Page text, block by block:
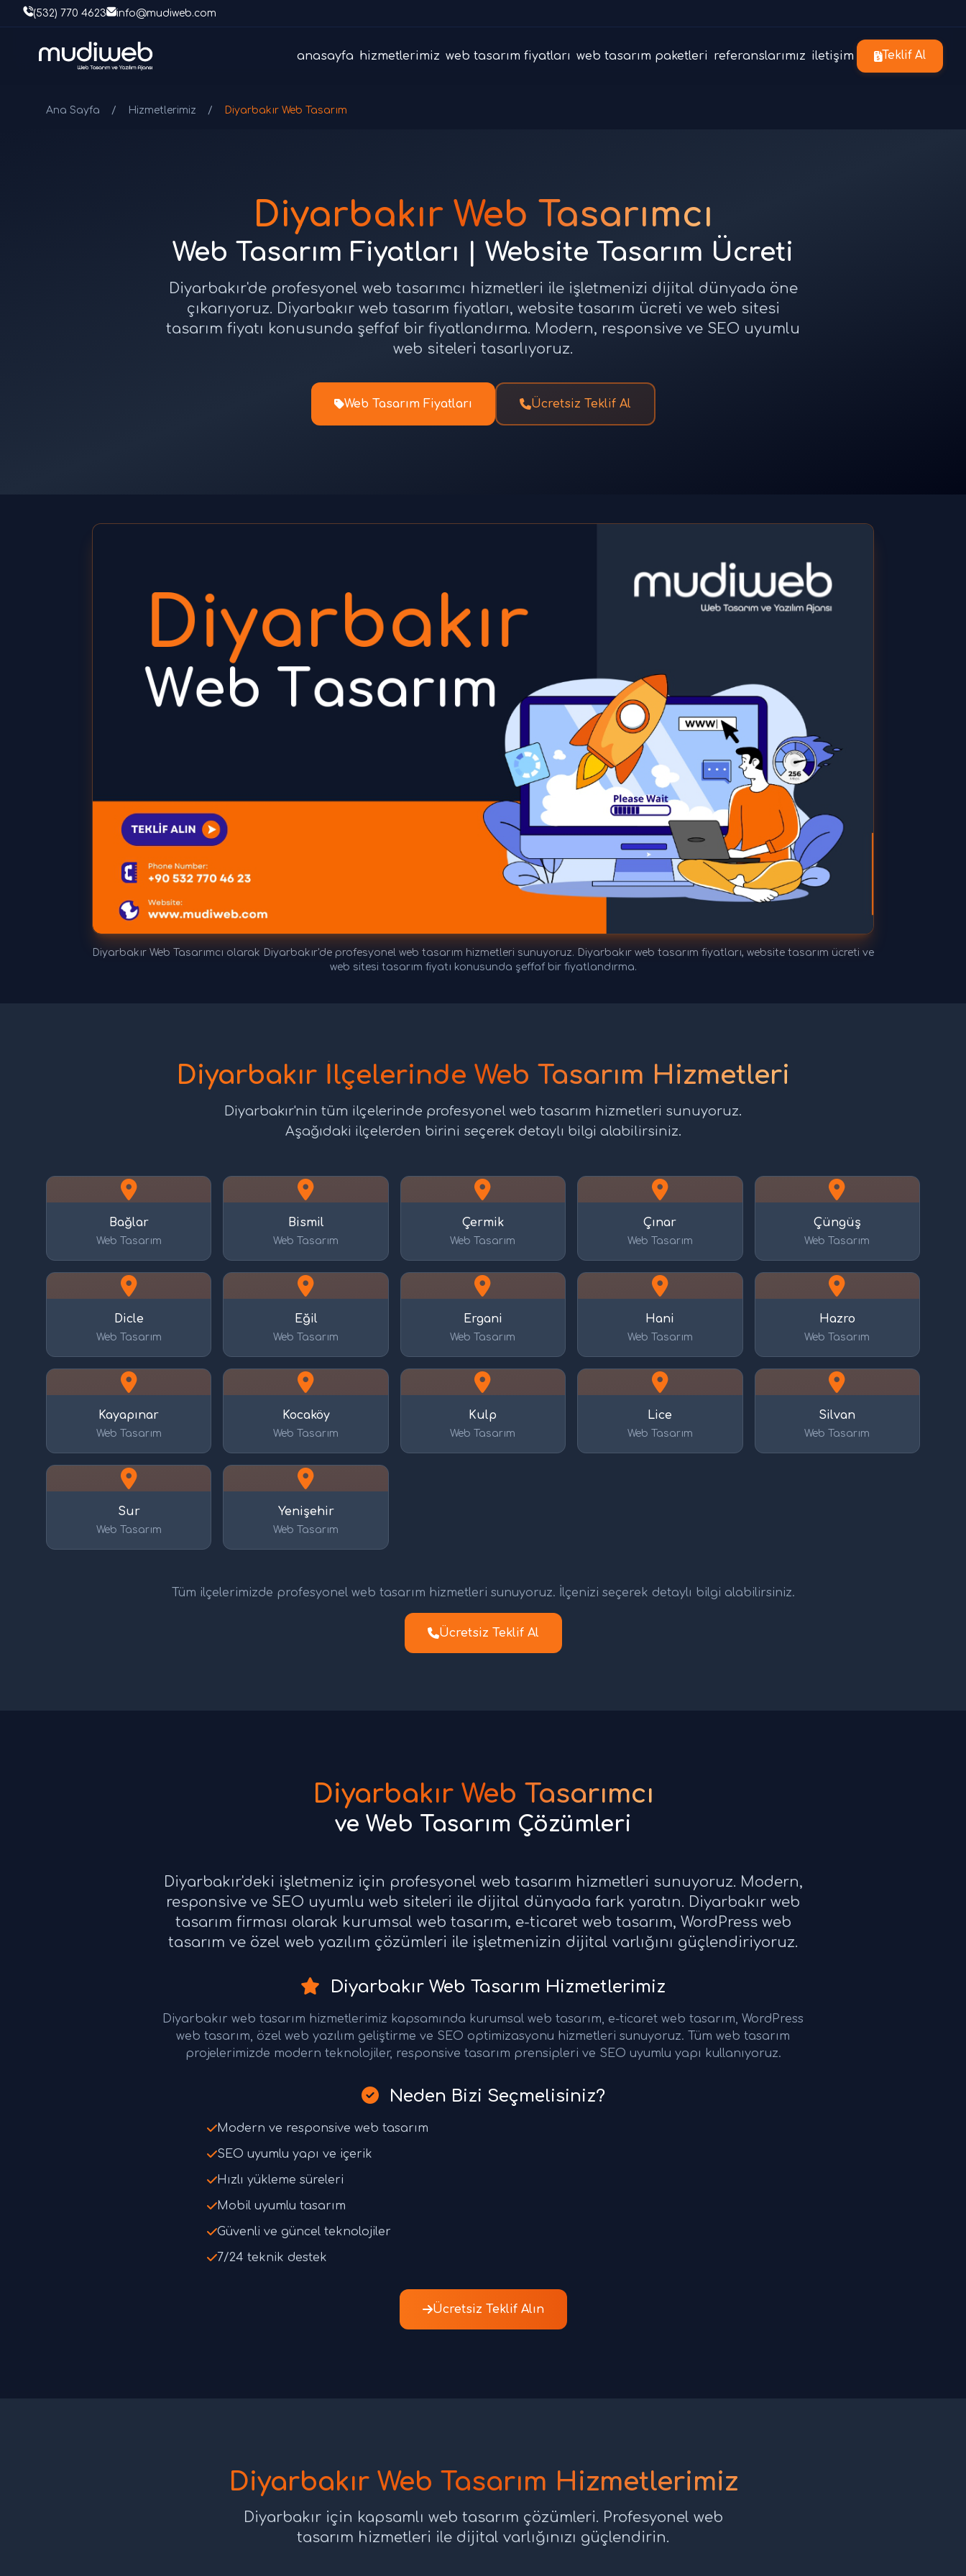
(532) 770 4623 info@mudiweb.com
anasayfa hizmetlerimiz web tasarım fiyatları web tasarım paketleri referanslarımız iletişim Teklif Al
Ana Sayfa / Hizmetlerimiz / Diyarbakır Web Tasarım
Diyarbakır Web Tasarımcı
Web Tasarım Fiyatları | Website Tasarım Ücreti
Diyarbakır'de profesyonel web tasarımcı hizmetleri ile işletmenizi dijital dünyada öne
çıkarıyoruz. Diyarbakır web tasarım fiyatları, website tasarım ücreti ve web sitesi
tasarım fiyatı konusunda şeffaf bir fiyatlandırma. Modern, responsive ve SEO uyumlu
web siteleri tasarlıyoruz.
Web Tasarım Fiyatları Ücretsiz Teklif Al
Diyarbakır Web Tasarımcı olarak Diyarbakır'de profesyonel web tasarım hizmetleri sunuyoruz. Diyarbakır web tasarım fiyatları, website tasarım ücreti ve
web sitesi tasarım fiyatı konusunda şeffaf bir fiyatlandırma.
Diyarbakır İlçelerinde Web Tasarım Hizmetleri
Diyarbakır'nin tüm ilçelerinde profesyonel web tasarım hizmetleri sunuyoruz.
Aşağıdaki ilçelerden birini seçerek detaylı bilgi alabilirsiniz.
Bağlar
Web Tasarım
Bismil
Web Tasarım
Çermik
Web Tasarım
Çınar
Web Tasarım
Çüngüş
Web Tasarım
Dicle
Web Tasarım
Eğil
Web Tasarım
Ergani
Web Tasarım
Hani
Web Tasarım
Hazro
Web Tasarım
Kayapınar
Web Tasarım
Kocaköy
Web Tasarım
Kulp
Web Tasarım
Lice
Web Tasarım
Silvan
Web Tasarım
Sur
Web Tasarım
Yenişehir
Web Tasarım
Tüm ilçelerimizde profesyonel web tasarım hizmetleri sunuyoruz. İlçenizi seçerek detaylı bilgi alabilirsiniz.
Ücretsiz Teklif Al
Diyarbakır Web Tasarımcı
ve Web Tasarım Çözümleri
Diyarbakır'deki işletmeniz için profesyonel web tasarım hizmetleri sunuyoruz. Modern,
responsive ve SEO uyumlu web siteleri ile dijital dünyada fark yaratın. Diyarbakır web
tasarım firması olarak kurumsal web tasarım, e-ticaret web tasarım, WordPress web
tasarım ve özel web yazılım çözümleri ile işletmenizin dijital varlığını güçlendiriyoruz.
Diyarbakır Web Tasarım Hizmetlerimiz
Diyarbakır web tasarım hizmetlerimiz kapsamında kurumsal web tasarım, e-ticaret web tasarım, WordPress
web tasarım, özel web yazılım geliştirme ve SEO optimizasyonu hizmetleri sunuyoruz. Tüm web tasarım
projelerimizde modern teknolojiler, responsive tasarım prensipleri ve SEO uyumlu yapı kullanıyoruz.
Neden Bizi Seçmelisiniz?
Modern ve responsive web tasarım
SEO uyumlu yapı ve içerik
Hızlı yükleme süreleri
Mobil uyumlu tasarım
Güvenli ve güncel teknolojiler
7/24 teknik destek
Ücretsiz Teklif Alın
Diyarbakır Web Tasarım Hizmetlerimiz
Diyarbakır için kapsamlı web tasarım çözümleri. Profesyonel web
tasarım hizmetleri ile dijital varlığınızı güçlendirin.